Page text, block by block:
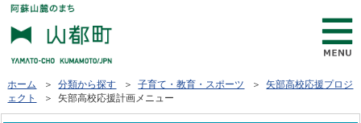
ホーム ＞分類から探す ＞子育て・教育・スポーツ ＞矢部高校応援プロジ
ェクト
＞ 矢部高校応援計画メニュー